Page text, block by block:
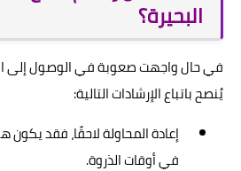
البحيرة؟
في حال واجهت صعوبة في الوصول إلى
يُنصح باتباع الإرشادات التالية:
إعادة المحاولة لاحقًا، فقد
في أوقات الذروة.